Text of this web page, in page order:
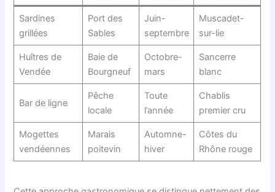
Sardines
grillées
Port des
Sables
Juin-
septembre
Muscadet-
sur-lie
Huîtres de
Vendée
Baie de
Bourgneuf
Octobre-
mars
Sancerre
blanc
Bar de ligne
Pêche
locale
Toute
l’année
Chablis
premier cru
Mogettes
vendéennes
Marais
poitevin
Automne-
hiver
Côtes du
Rhône rouge